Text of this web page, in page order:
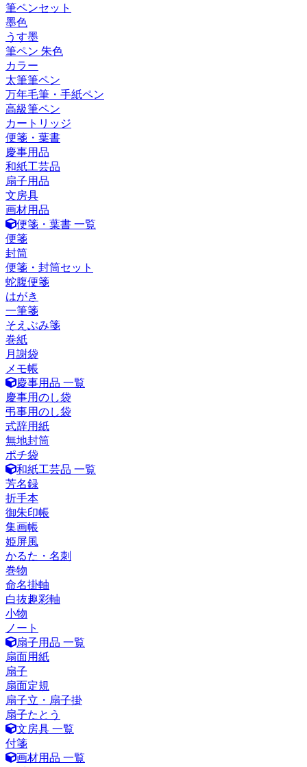
筆ペンセット
墨色
うす墨
筆ペン 朱色
カラー
太筆筆ペン
万年毛筆・手紙ペン
高級筆ペン
カートリッジ
便箋・葉書
慶事用品
和紙工芸品
扇子用品
文房具
画材用品
便箋・葉書 一覧
便箋
封筒
便箋・封筒セット
蛇腹便箋
はがき
一筆箋
そえぶみ箋
巻紙
月謝袋
メモ帳
慶事用品 一覧
慶事用のし袋
弔事用のし袋
式辞用紙
無地封筒
ポチ袋
和紙工芸品 一覧
芳名録
折手本
御朱印帳
集画帳
姫屏風
かるた・名刺
巻物
命名掛軸
白抜趣彩軸
小物
ノート
扇子用品 一覧
扇面用紙
扇子
扇面定規
扇子立・扇子掛
扇子たとう
文房具 一覧
付箋
画材用品 一覧